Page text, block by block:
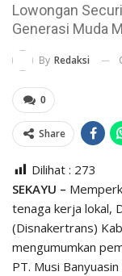
Lowongan
Generasi Muda
By Redaksi
0
Share
Dilihat : 273
SEKAYU –
tenaga kerja lokal,
(Disnakertrans)
mengumumkan
PT. Musi